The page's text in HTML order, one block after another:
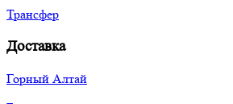
Трансфер
Доставка
Горный Алтай